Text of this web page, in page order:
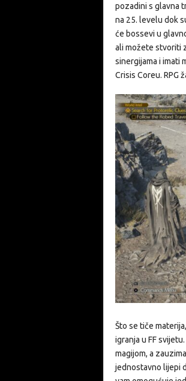
pozadini s glavna
na 25. levelu dok
će bossevi u
ali možete stvoriti
sinergijama i imati
Crisis Coreu. RPG
Što se tiče
igranja u FF
magijom, a
jednostavno lijepi